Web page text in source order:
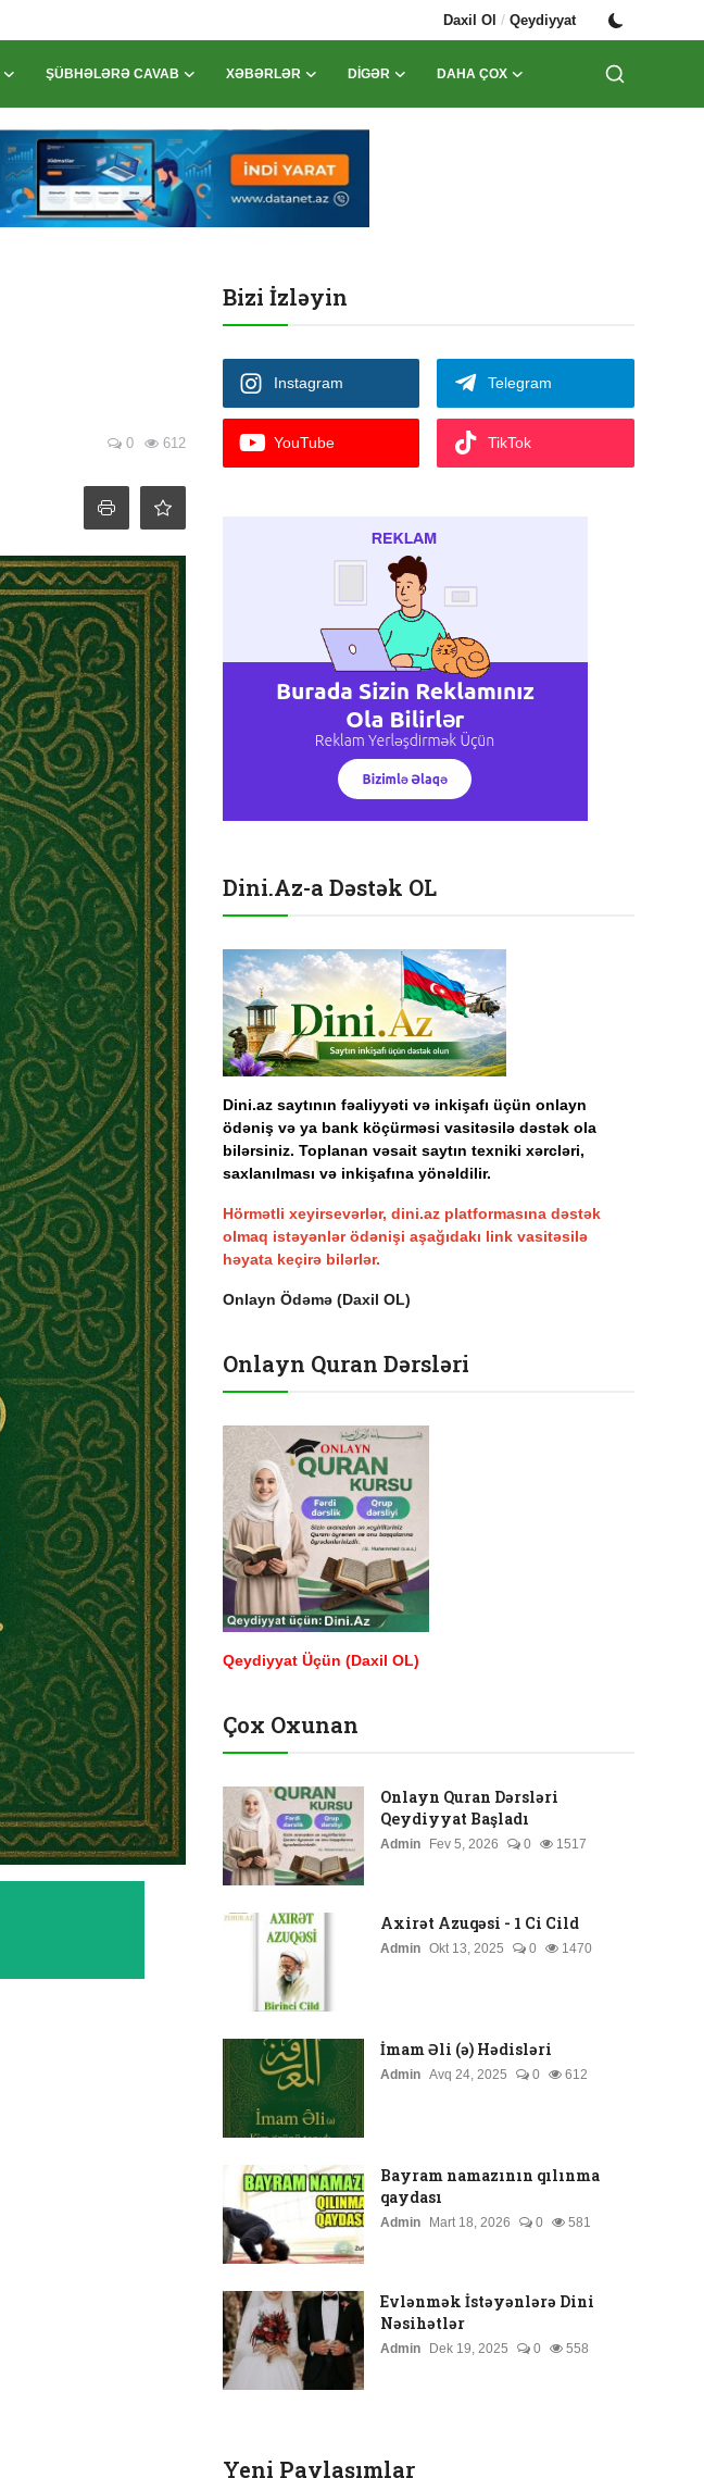
Daxil Ol / Qeydiyyat
ŞÜBHƏLƏRƏ CAVAB XƏBƏRLƏR DIGƏR DAHA ÇOX
0 612
Bizi İzləyin
Instagram Telegram
YouTube TikTok
Dini.Az-a Dəstək OL
Dini.az saytının fəaliyyəti və inkişafı üçün onlayn
ödəniş və ya bank köçürməsi vasitəsilə dəstək ola
bilərsiniz. Toplanan vəsait saytın texniki xərcləri,
saxlanılması və inkişafına yönəldilir.
Hörmətli xeyirsevərlər, dini.az platformasına dəstək
olmaq istəyənlər ödənişi aşağıdakı link vasitəsilə
həyata keçirə bilərlər.
Onlayn Ödəmə (Daxil OL)
Onlayn Quran Dərsləri
Qeydiyyat Üçün (Daxil OL)
Çox Oxunan
Onlayn Quran Dərsləri
Qeydiyyat Başladı
Admin Fev 5, 2026 0 1517
Axirət Azuqəsi - 1 Ci Cild
Admin Okt 13, 2025 0 1470
İmam Əli (ə) Hədisləri
Admin Avq 24, 2025 0 612
Bayram namazının qılınma
qaydası
Admin Mart 18, 2026 0 581
Evlənmək İstəyənlərə Dini
Nəsihətlər
Admin Dek 19, 2025 0 558
Yeni Paylaşımlar